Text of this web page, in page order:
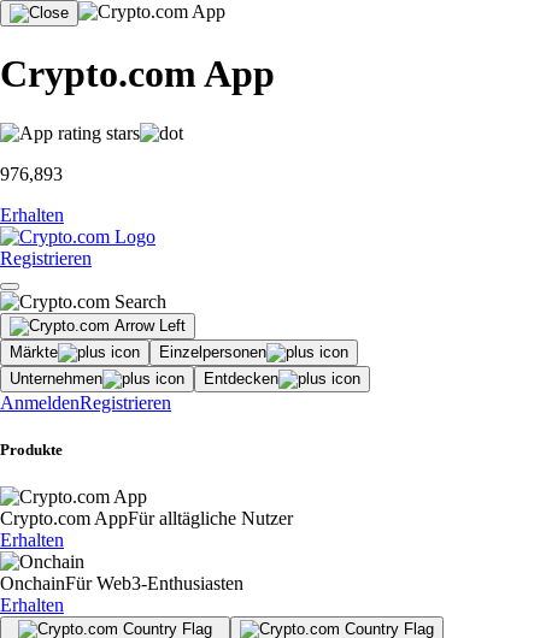
Crypto.com App
976,893
Erhalten
Registrieren
Märkte
Einzelpersonen
Unternehmen
Entdecken
AnmeldenRegistrieren
Produkte
Crypto.com AppFür alltägliche Nutzer
Erhalten
OnchainFür Web3-Enthusiasten
Erhalten